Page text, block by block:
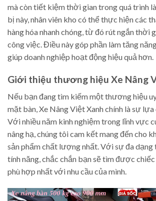
mà còn tiết kiệm thời gian trong quá trình
bị này, nhân viên kho có thể thực hiện các
hàng hóa nhanh chóng, từ đó rút ngắn thời
công việc. Điều này góp phần làm tăng
giúp doanh nghiệp hoạt động hiệu quả hơn.
Giới thiệu thương hiệu Xe Nâng
Nếu bạn đang tìm kiếm một thương hiệu
mặt bàn, Xe Nâng Việt Xanh chính là sự lựa
Với nhiều năm kinh nghiệm trong lĩnh vực
nâng hạ, chúng tôi cam kết mang đến cho
sản phẩm chất lượng nhất. Với sự đa dạng
tính năng, chắc chắn bạn sẽ tìm được
phù hợp nhất với nhu cầu của mình.